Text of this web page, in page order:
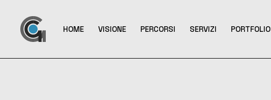
contenuto
HOME VISIONE PERCORSI SERVIZI PORTFOLIO